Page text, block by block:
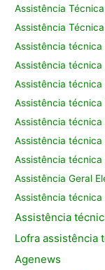
Assistência
Assistência
Assistência técnica
Assistência técnica
Assistência técnica
Assistência técnica
Assistência técnica
Assistência técnica
Assistência técnica
Assistência Geral
Assistência
Assistência
Lofra assistência
Agenews